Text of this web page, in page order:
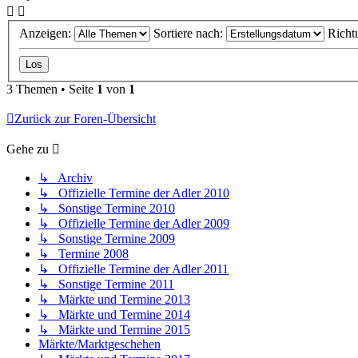
Anzeigen: Sortiere nach:
3 Themen • Seite 1 von 1
Zurück zur Foren-Übersicht
Gehe zu
↳ Archiv
↳ Offizielle Termine der Adler 2010
↳ Sonstige Termine 2010
↳ Offizielle Termine der Adler 2009
↳ Sonstige Termine 2009
↳ Termine 2008
↳ Offizielle Termine der Adler 2011
↳ Sonstige Termine 2011
↳ Märkte und Termine 2013
↳ Märkte und Termine 2014
↳ Märkte und Termine 2015
Märkte/Marktgeschehen